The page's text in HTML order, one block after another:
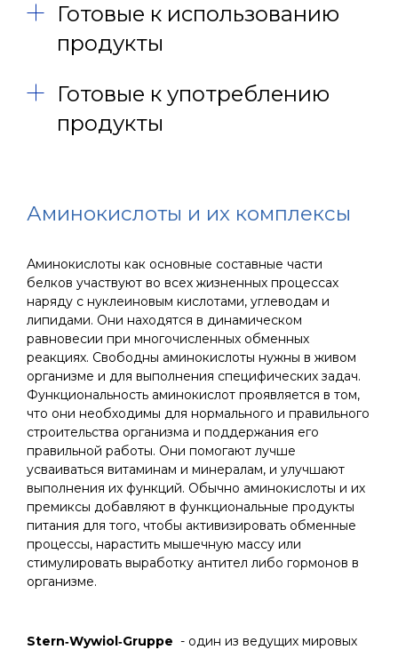
Готовые к использованию
продукты
Готовые к употреблению
продукты
Аминокислоты и их комплексы
Аминокислоты как основные составные части
белков участвуют во всех жизненных процессах
наряду с нуклеиновым кислотами, углеводам и
липидами. Они находятся в динамическом
равновесии при многочисленных обменных
реакциях. Свободны аминокислоты нужны в живом
организме и для выполнения специфических задач.
Функциональность аминокислот проявляется в том,
что они необходимы для нормального и правильного
строительства организма и поддержания его
правильной работы. Они помогают лучше
усваиваться витаминам и минералам, и улучшают
выполнения их функций. Обычно аминокислоты и их
премиксы добавляют в функциональные продукты
питания для того, чтобы активизировать обменные
процессы, нарастить мышечную массу или
стимулировать выработку антител либо гормонов в
организме.
Stern‑Wywiol‑Gruppe - один из ведущих мировых